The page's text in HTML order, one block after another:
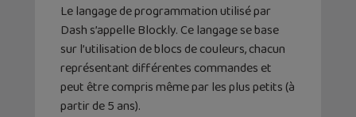
Le langage de programmation utilisé par
Dash s’appelle Blockly. Ce langage se base
sur l’utilisation de blocs de couleurs, chacun
représentant différentes commandes et
peut être compris même par les plus petits (à
partir de 5 ans).